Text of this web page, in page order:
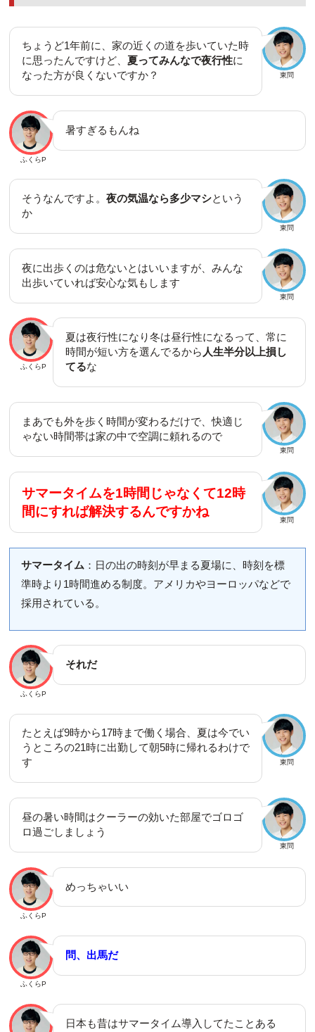
東問
ちょうど1年前に、家の近くの道を歩いていた時
に思ったんですけど、 夏ってみんなで夜行性に
なった方が良くないですか？
ふくらP
暑すぎるもんね
東問
そうなんですよ。 夜の気温なら多少マシという
か
東問
夜に出歩くのは危ないとはいいますが、みんな
出歩いていれば安心な気もします
ふくらP
夏は夜行性になり冬は昼行性になるって、常に
時間が短い方を選んでるから 人生半分以上損し
てるな
東問
まあでも外を歩く時間が変わるだけで、快適じ
ゃない時間帯は家の中で空調に頼れるので
東問
サマータイムを1時間じゃなくて12時
間にすれば解決するんですかね
サマータイム ：日の出の時刻が早まる夏場に、時刻を標
準時より1時間進める制度。アメリカやヨーロッパなどで
採用されている。
ふくらP
それだ
東問
たとえば9時から17時まで働く場合、夏は今でい
うところの21時に出勤して朝5時に帰れるわけで
す
東問
昼の暑い時間はクーラーの効いた部屋でゴロゴ
ロ過ごしましょう
ふくらP
めっちゃいい
ふくらP
問、出馬だ
日本も昔はサマータイム導入してたことある